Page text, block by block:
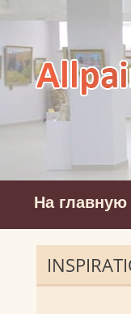
На главную